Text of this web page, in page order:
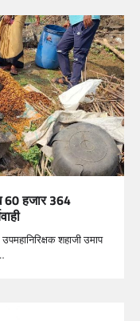
60 हजार 364
शहाजी उमाप